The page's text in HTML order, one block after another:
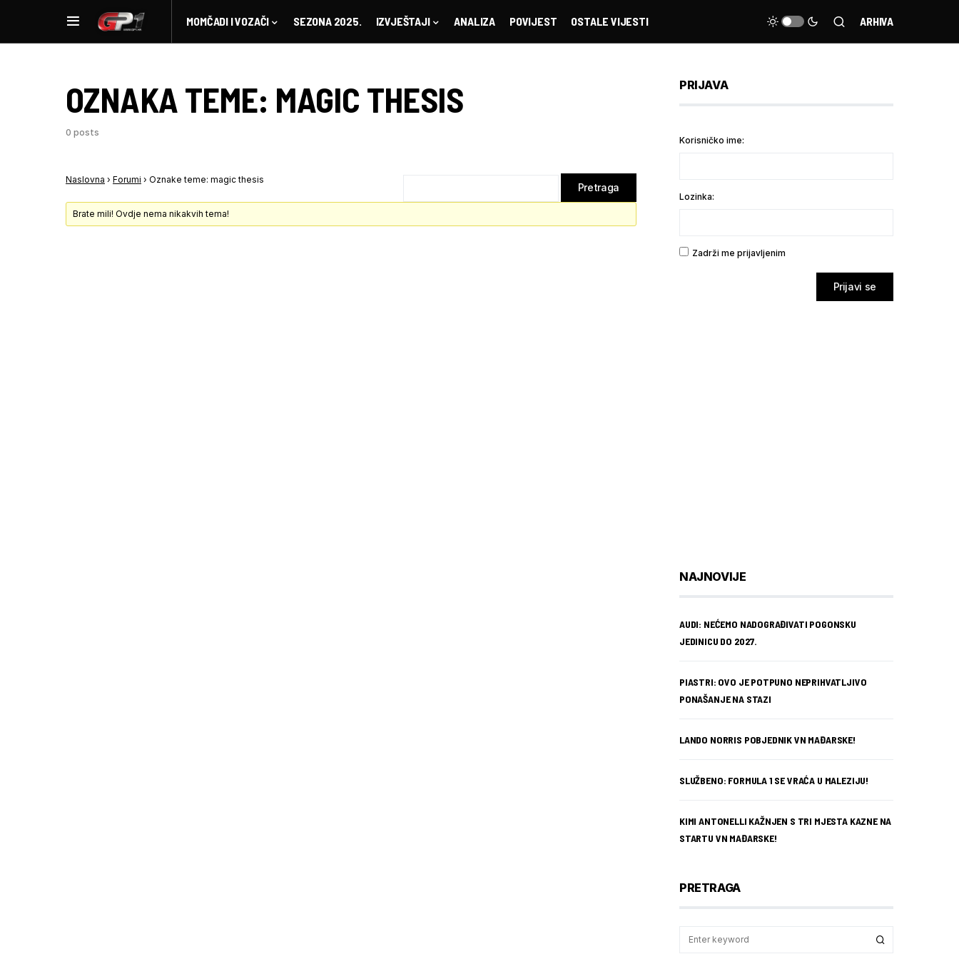
MOMČADI I VOZAČI SEZONA 2025. IZVJEŠTAJI ANALIZA POVIJEST OSTALE VIJESTI ARHIVA
OZNAKA TEME: MAGIC THESIS
0 posts
Naslovna › Forumi › Oznake teme: magic thesis
Brate mili! Ovdje nema nikakvih tema!
PRIJAVA
Korisničko ime:
Lozinka:
Zadrži me prijavljenim
Prijavi se
NAJNOVIJE
AUDI: NEĆEMO NADOGRAĐIVATI POGONSKU
JEDINICU DO 2027.
PIASTRI: OVO JE POTPUNO NEPRIHVATLJIVO
PONAŠANJE NA STAZI
LANDO NORRIS POBJEDNIK VN MAĐARSKE!
SLUŽBENO: FORMULA 1 SE VRAĆA U MALEZIJU!
KIMI ANTONELLI KAŽNJEN S TRI MJESTA KAZNE NA
STARTU VN MAĐARSKE!
PRETRAGA